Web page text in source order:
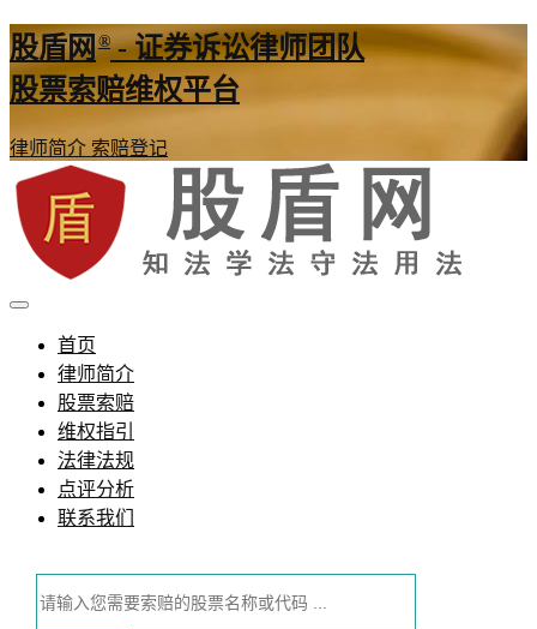
股盾网®- 证券诉讼律师团队
股票索赔维权平台
律师简介 索赔登记
股盾网
证券股票维权网
首页
律师简介
股票索赔
维权指引
法律法规
点评分析
联系我们